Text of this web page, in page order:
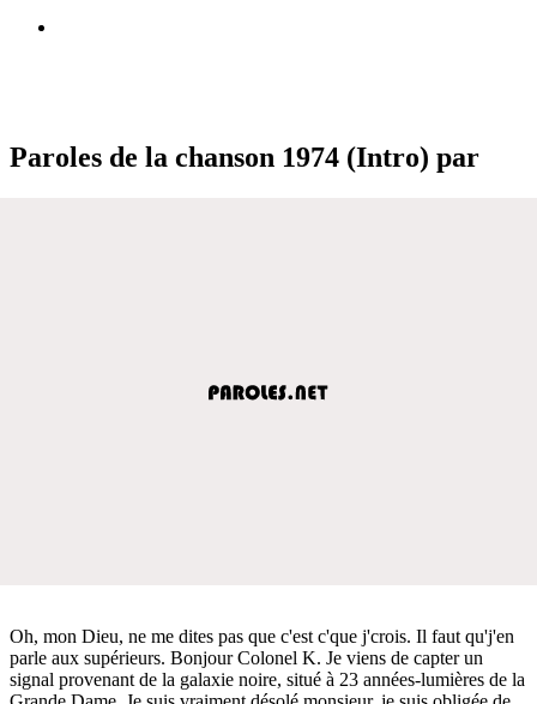
Paroles de la chanson 1974 (Intro) par
Oh, mon Dieu, ne me dites pas que c'est c'que j'crois. Il faut qu'j'en
parle aux supérieurs. Bonjour Colonel K. Je viens de capter un
signal provenant de la galaxie noire, situé à 23 années-lumières de la